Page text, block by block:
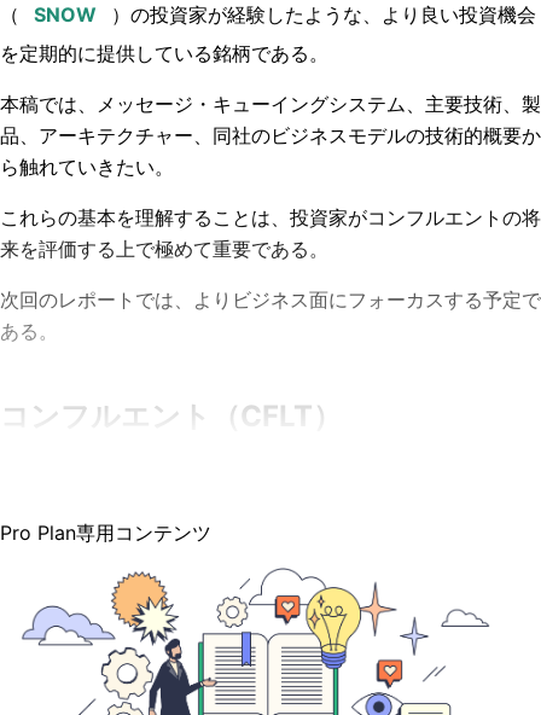
（
）の投資家が経験したような、より良い投資機会
を定期的に提供している銘柄である。
本稿では、メッセージ・キューイングシステム、主要技術、製
品、アーキテクチャー、同社のビジネスモデルの技術的概要か
ら触れていきたい。
これらの基本を理解することは、投資家がコンフルエントの将
来を評価する上で極めて重要である。
次回のレポートでは、よりビジネス面にフォーカスする予定で
ある。
コンフルエント（CFLT）
Pro Plan専用コンテンツ